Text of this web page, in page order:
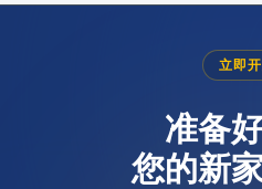
立即
准备
您的新